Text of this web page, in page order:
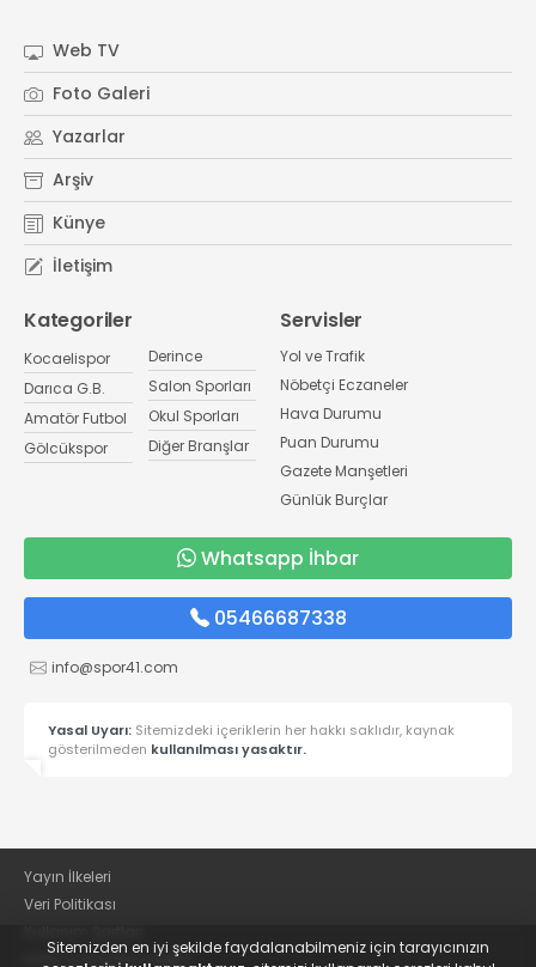
Web TV
Foto Galeri
Yazarlar
Arşiv
Künye
İletişim
Kategoriler
Kocaelispor
Darıca G.B.
Amatör Futbol
Gölcükspor
Derince
Salon Sporları
Okul Sporları
Diğer Branşlar
Servisler
Yol ve Trafik
Nöbetçi Eczaneler
Hava Durumu
Puan Durumu
Gazete Manşetleri
Günlük Burçlar
Whatsapp İhbar
05466687338
info@spor41.com
Yasal Uyarı: Sitemizdeki içeriklerin her hakkı saklıdır, kaynak
gösterilmeden kullanılması yasaktır.
Yayın İlkeleri
Veri Politikası
KVKK Aydınlatma Metni
Sitemizden en iyi şekilde faydalanabilmeniz için tarayıcınızın